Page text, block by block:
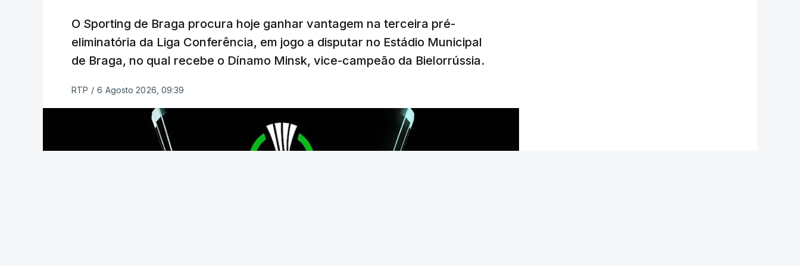
O jogo no Estádio da Luz tem início às 20:00, com arbitragem do romeno Marian Barbu,
enquanto a segunda mão está marcada para 13 de agosto, em Edimburgo.
com entrada direta, graças à conquista da Taça de Portugal.
O Sporting de Braga procura hoje ganhar vantagem na terceira pré-
eliminatória da Liga Conferência, em jogo a disputar no Estádio Municipal
de Braga, no qual recebe o Dínamo Minsk, vice-campeão da Bielorrússia.
RTP / 6 Agosto 2026, 09:39